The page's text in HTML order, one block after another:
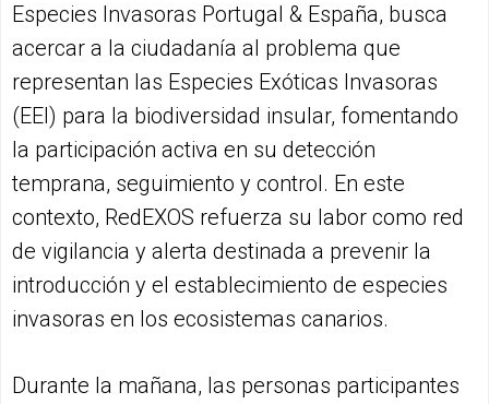
Especies Invasoras Portugal & España, busca
acercar a la ciudadanía al problema que
representan las Especies Exóticas Invasoras
(EEI) para la biodiversidad insular, fomentando
la participación activa en su detección
temprana, seguimiento y control. En este
contexto, RedEXOS refuerza su labor como red
de vigilancia y alerta destinada a prevenir la
introducción y el establecimiento de especies
invasoras en los ecosistemas canarios.
Durante la mañana, las personas participantes